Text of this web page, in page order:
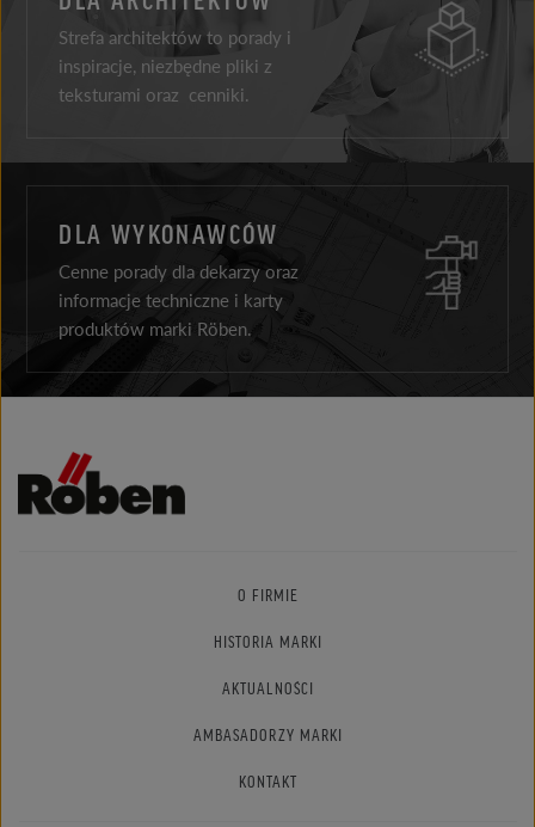
Strefa architektów to porady i
inspiracje, niezbędne pliki z
teksturami oraz cenniki.
DLA WYKONAWCÓW
Cenne porady dla dekarzy oraz
informacje techniczne i karty
produktów marki Röben.
O FIRMIE
HISTORIA MARKI
AKTUALNOŚCI
AMBASADORZY MARKI
KONTAKT